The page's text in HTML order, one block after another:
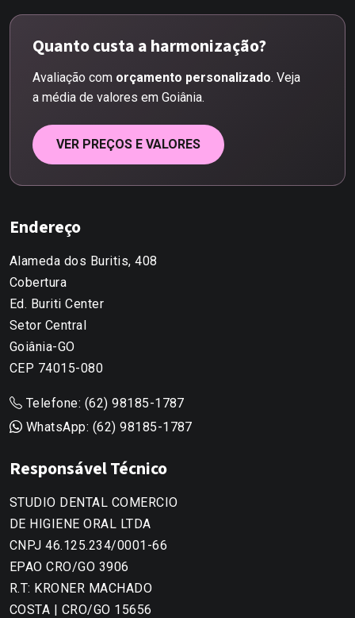
Quanto custa a harmonização?
Avaliação com orçamento personalizado. Veja
a média de valores em Goiânia.
VER PREÇOS E VALORES
Endereço
Alameda dos Buritis, 408
Cobertura
Ed. Buriti Center
Setor Central
Goiânia-GO
CEP 74015-080
Telefone: (62) 98185-1787
WhatsApp: (62) 98185-1787
Responsável Técnico
STUDIO DENTAL COMERCIO
DE HIGIENE ORAL LTDA
CNPJ 46.125.234/0001-66
EPAO CRO/GO 3906
R.T: KRONER MACHADO
COSTA | CRO/GO 15656